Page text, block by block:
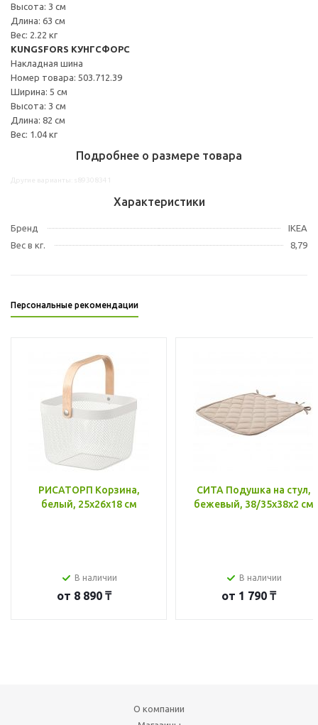
Высота: 3 см
Длина: 63 см
Вес: 2.22 кг
KUNGSFORS КУНГСФОРС
Накладная шина
Номер товара: 503.712.39
Ширина: 5 см
Высота: 3 см
Длина: 82 см
Вес: 1.04 кг
Подробнее о размере товара
Характеристики
Бренд
IKEA
Вес в кг.
8,79
Персональные рекомендации
РИСАТОРП Корзина,
белый, 25x26x18 см
В наличии
от 8 890 ₸
СИТА Подушка на стул,
бежевый, 38/35x38x2 см
В наличии
от 1 790 ₸
О компании